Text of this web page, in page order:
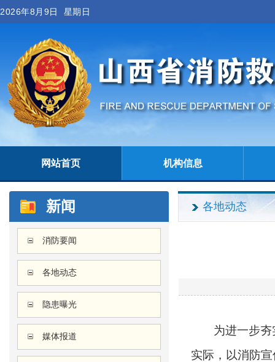
2026年8月9日 星期日
网站首页 机构信息
新闻
消防要闻
各地动态
隐患曝光
媒体报道
各地动态
为进一步
实际，以消防宣